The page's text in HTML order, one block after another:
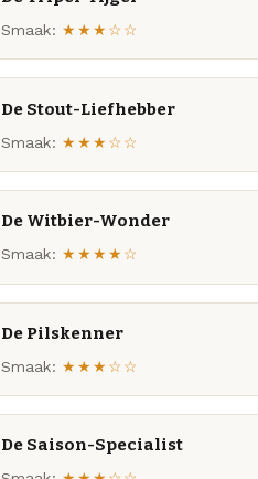
Smaak: ★★★☆☆
De Stout-Liefhebber
Smaak: ★★★☆☆
De Witbier-Wonder
Smaak: ★★★★☆
De Pilskenner
Smaak: ★★★☆☆
De Saison-Specialist